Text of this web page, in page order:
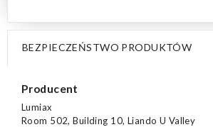
BEZPIECZEŃSTWO PRODUKTÓW
Producent
Lumiax
Room 502, Building 10, Liando U Valley